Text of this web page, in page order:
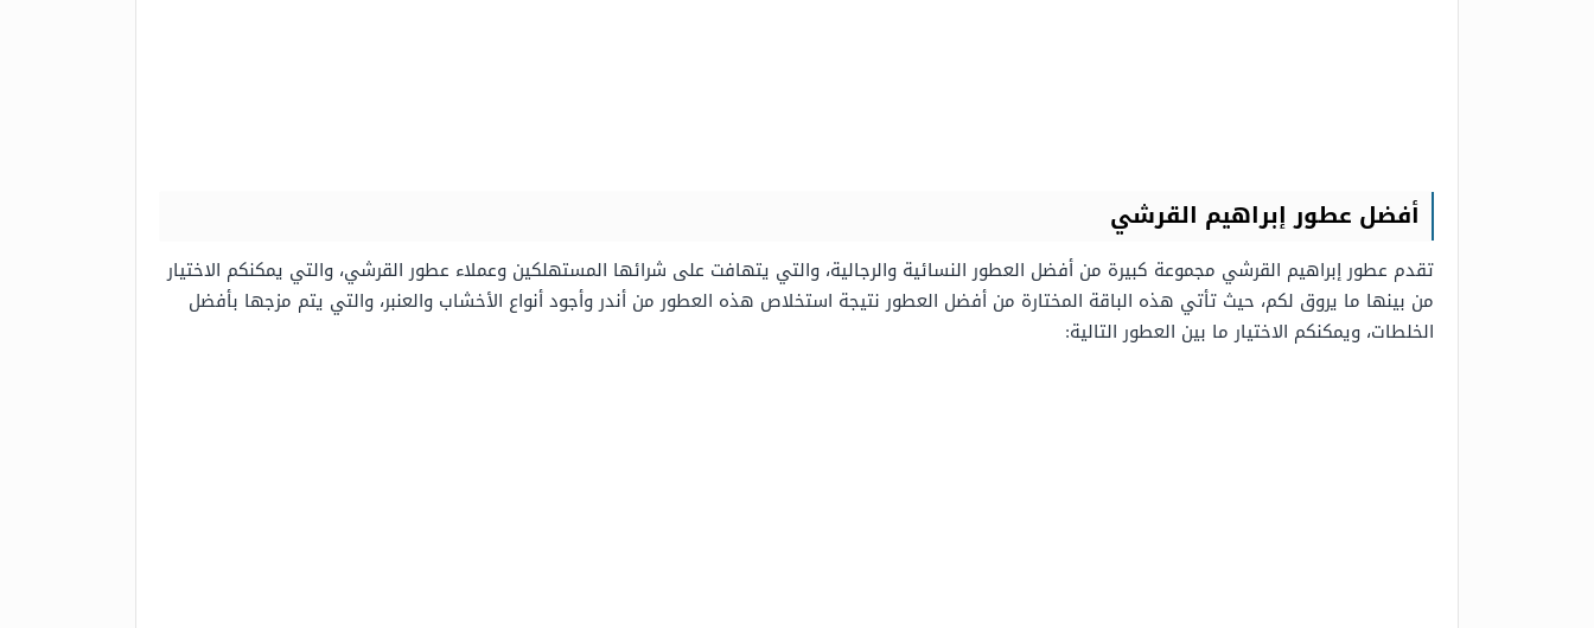
أفضل عطور إبراهيم القرشي
تقدم عطور إبراهيم القرشي مجموعة كبيرة من أفضل العطور النسائية والرجالية، والتي يتهافت على شرائها المستهلكين وعملاء عطور القرشي، والتي يمكنكم الاختيار
من بينها ما يروق لكم، حيث تأتي هذه الباقة المختارة من أفضل العطور نتيجة استخلاص هذه العطور من أندر وأجود أنواع الأخشاب والعنبر، والتي يتم مزجها بأفضل
الخلطات، ويمكنكم الاختيار ما بين العطور التالية: